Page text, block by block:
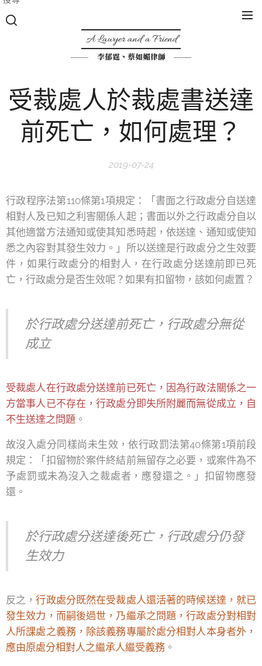
A Lawyer and a Friend
李郁霆、蔡如媚律師
受裁處人於裁處書送達
前死亡，如何處理？
2019-07-24
行政程序法第110條第1項規定：「書面之行政處分自送達
相對人及已知之利害關係人起；書面以外之行政處分自以
其他適當方法通知或使其知悉時起，依送達、通知或使知
悉之內容對其發生效力。」所以送達是行政處分之生效要
件，如果行政處分的相對人，在行政處分送達前即已死
亡，行政處分是否生效呢？如果有扣留物，該如何處置？
於行政處分送達前死亡，行政處分無從
成立
受裁處人在行政處分送達前已死亡，因為行政法關係之一
方當事人已不存在，行政處分即失所附麗而無從成立，自
不生送達之問題 。
故沒入處分同樣尚未生效，依行政罰法第40條第1項前段
規定：「扣留物於案件終結前無留存之必要，或案件為不
予處罰或未為沒入之裁處者，應發還之。」扣留物應發
還。
於行政處分送達後死亡，行政處分仍發
生效力
反之，行政處分既然在受裁處人還活著的時候送達，就已
發生效力，而嗣後過世，乃繼承之問題，行政處分對相對
人所課處之義務，除該義務專屬於處分相對人本身者外，
應由原處分相對人之繼承人繼受義務 。